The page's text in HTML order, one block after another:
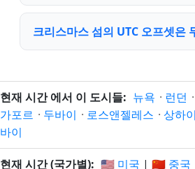
크리스마스 섬의 UTC 오프셋은
현재 시간 에서 이 도시들: 뉴욕 · 런던 ·
가포르 · 두바이 · 로스앤젤레스 · 상하이
바이
현재 시간 (국가별): 🇺🇸 미국 | 🇨🇳 중국